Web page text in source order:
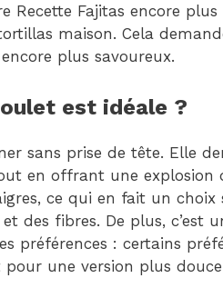
Recette Fajitas encore plus
maison. Cela
plus savoureux.
est idéale ?
sans prise de tête. Elle
en offrant une explosion
ce qui en fait un choix
des fibres. De plus, c’est
préférences : certains
une version plus